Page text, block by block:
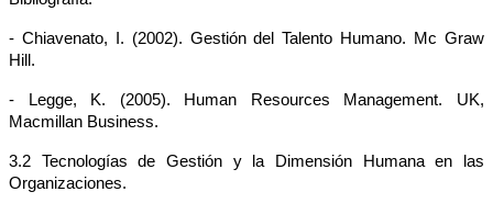
- Chiavenato, I. (2002). Gestión del Talento Humano. Mc Graw
Hill.
- Legge, K. (2005).
Human Resources Management. UK,
Macmillan Business.
3.2 Tecnologías de Gestión y la Dimensión Humana en las
Organizaciones.